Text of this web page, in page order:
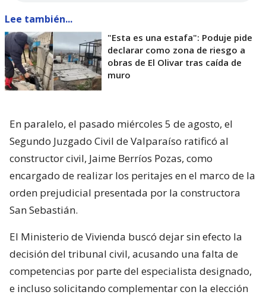
Lee también...
"Esta es una estafa": Poduje pide
declarar como zona de riesgo a
obras de El Olivar tras caída de
muro
En paralelo, el pasado miércoles 5 de agosto, el
Segundo Juzgado Civil de Valparaíso ratificó al
constructor civil, Jaime Berríos Pozas, como
encargado de realizar los peritajes en el marco de la
orden prejudicial presentada por la constructora
San Sebastián.
El Ministerio de Vivienda buscó dejar sin efecto la
decisión del tribunal civil, acusando una falta de
competencias por parte del especialista designado,
e incluso solicitando complementar con la elección